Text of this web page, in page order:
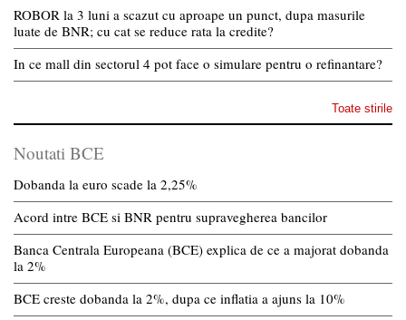
ROBOR la 3 luni a scazut cu aproape un punct, dupa masurile
luate de BNR; cu cat se reduce rata la credite?
In ce mall din sectorul 4 pot face o simulare pentru o refinantare?
Toate stirile
Noutati BCE
Dobanda la euro scade la 2,25%
Acord intre BCE si BNR pentru supravegherea bancilor
Banca Centrala Europeana (BCE) explica de ce a majorat dobanda
la 2%
BCE creste dobanda la 2%, dupa ce inflatia a ajuns la 10%